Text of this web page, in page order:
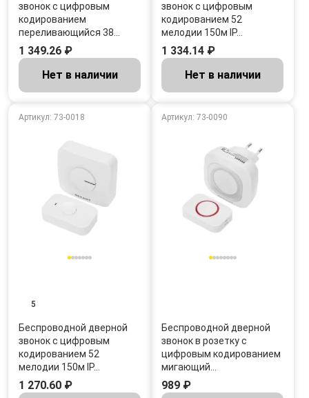
звонок c цифровым
кодированием
переливающийся 38…
1 349.26 ₽
Нет в наличии
звонок c цифровым
кодированием 52
мелодии 150м IP…
1 334.14 ₽
Нет в наличии
Артикул: 73-0018
5
Беспроводной дверной
звонок c цифровым
кодированием 52
мелодии 150м IP…
1 270.60 ₽
Артикул: 73-0090
Беспроводной дверной
звонок в розетку c
цифровым кодированием
мигающий…
989 ₽